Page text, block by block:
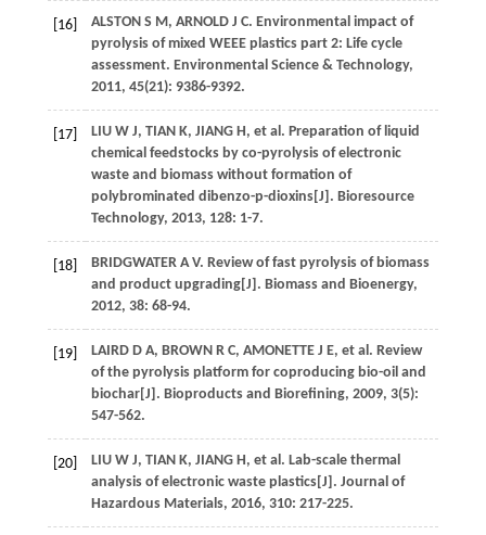
[16] ALSTON S M, ARNOLD J C. Environmental impact of
pyrolysis of mixed WEEE plastics part 2: Life cycle
assessment. Environmental Science & Technology,
2011, 45(21): 9386-9392.
[17] LIU W J, TIAN K, JIANG H, et al. Preparation of liquid
chemical feedstocks by co-pyrolysis of electronic
waste and biomass without formation of
polybrominated dibenzo-p-dioxins[J]. Bioresource
Technology, 2013, 128: 1-7.
[18] BRIDGWATER A V. Review of fast pyrolysis of biomass
and product upgrading[J]. Biomass and Bioenergy,
2012, 38: 68-94.
[19] LAIRD D A, BROWN R C, AMONETTE J E, et al. Review
of the pyrolysis platform for coproducing bio-oil and
biochar[J]. Bioproducts and Biorefining, 2009, 3(5):
547-562.
[20] LIU W J, TIAN K, JIANG H, et al. Lab-scale thermal
analysis of electronic waste plastics[J]. Journal of
Hazardous Materials, 2016, 310: 217-225.